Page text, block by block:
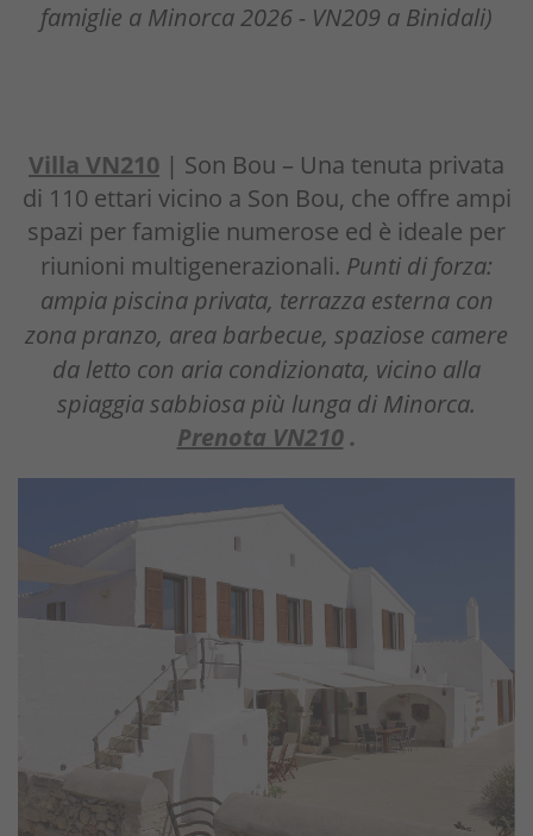
famiglie a Minorca 2026 - VN209 a Binidali)
Villa VN210 | Son Bou – Una tenuta privata
di 110 ettari vicino a Son Bou, che offre ampi
spazi per famiglie numerose ed è ideale per
riunioni multigenerazionali. Punti di forza:
ampia piscina privata, terrazza esterna con
zona pranzo, area barbecue, spaziose camere
da letto con aria condizionata, vicino alla
spiaggia sabbiosa più lunga di Minorca.
Prenota VN210 .